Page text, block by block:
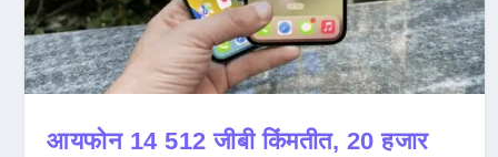
आयफोन 14 512 जीबी किंमतीत, 20 हजार